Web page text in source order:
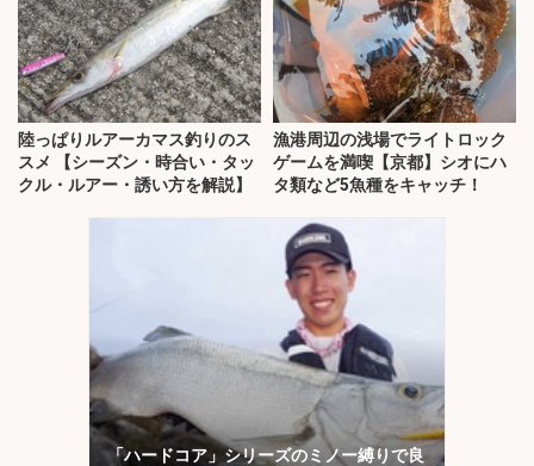
陸っぱりルアーカマス釣りのス
スメ 【シーズン・時合い・タッ
クル・ルアー・誘い方を解説】
漁港周辺の浅場でライトロック
ゲームを満喫【京都】シオにハ
タ類など5魚種をキャッチ！
「ハードコア」シリーズのミノー縛りで良